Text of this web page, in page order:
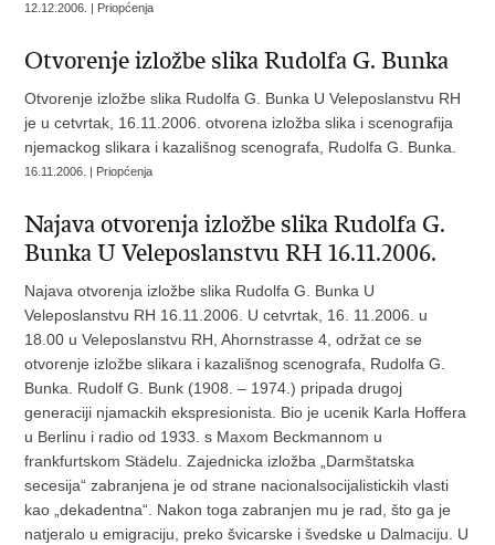
12.12.2006. | Priopćenja
Otvorenje izložbe slika Rudolfa G. Bunka
Otvorenje izložbe slika Rudolfa G. Bunka U Veleposlanstvu RH
je u cetvrtak, 16.11.2006. otvorena izložba slika i scenografija
njemackog slikara i kazališnog scenografa, Rudolfa G. Bunka.
16.11.2006. | Priopćenja
Najava otvorenja izložbe slika Rudolfa G.
Bunka U Veleposlanstvu RH 16.11.2006.
Najava otvorenja izložbe slika Rudolfa G. Bunka U
Veleposlanstvu RH 16.11.2006. U cetvrtak, 16. 11.2006. u
18.00 u Veleposlanstvu RH, Ahornstrasse 4, održat ce se
otvorenje izložbe slikara i kazališnog scenografa, Rudolfa G.
Bunka. Rudolf G. Bunk (1908. – 1974.) pripada drugoj
generaciji njamackih ekspresionista. Bio je ucenik Karla Hoffera
u Berlinu i radio od 1933. s Maxom Beckmannom u
frankfurtskom Städelu. Zajednicka izložba „Darmštatska
secesija“ zabranjena je od strane nacionalsocijalistickih vlasti
kao „dekadentna“. Nakon toga zabranjen mu je rad, što ga je
natjeralo u emigraciju, preko švicarske i švedske u Dalmaciju. U